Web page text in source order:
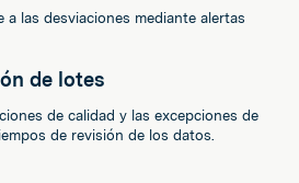
a las desviaciones mediante alertas
de lotes
de calidad y las excepciones de
de revisión de los datos.